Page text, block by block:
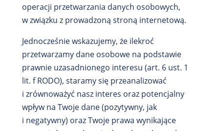
operacji przetwarzania danych osobowych,
w związku z prowadzoną stroną internetową.
Jednocześnie wskazujemy, że ilekroć
przetwarzamy dane osobowe na podstawie
prawnie uzasadnionego interesu (art. 6 ust. 1
lit. f RODO), staramy się przeanalizować
i zrównoważyć nasz interes oraz potencjalny
wpływ na Twoje dane (pozytywny, jak
i negatywny) oraz Twoje prawa wynikające